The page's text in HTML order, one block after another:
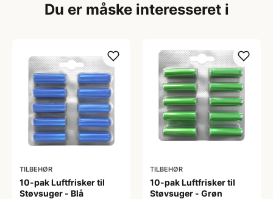
Du er måske interesseret i
TILBEHØR
10-pak Luftfrisker til
Støvsuger - Blå
TILBEHØR
10-pak Luftfrisker til
Støvsuger - Grøn